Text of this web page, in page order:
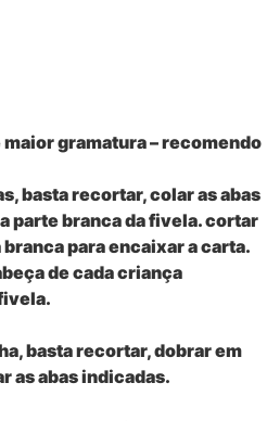
gramatura – recomendo
basta recortar, colar as abas
parte branca da fivela. cortar
para encaixar a carta.
de cada criança
basta recortar, dobrar em
as abas indicadas.